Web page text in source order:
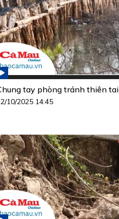
tay phòng tránh thiên tai
10/2025 14:45